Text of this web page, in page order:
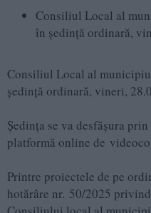
Consiliul Local al
în şedinţă ordinară,
Consiliul Local al
şedinţă ordinară, vineri,
Ședința se va desfășura
platformă online de
Printre proiectele de pe
hotărâre nr. 50/2025